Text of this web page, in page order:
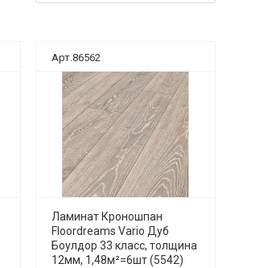
Арт.86562
Ламинат Кроношпан
Floordreams Vario Дуб
Боулдор 33 класс, толщина
12мм, 1,48м²=6шт (5542)